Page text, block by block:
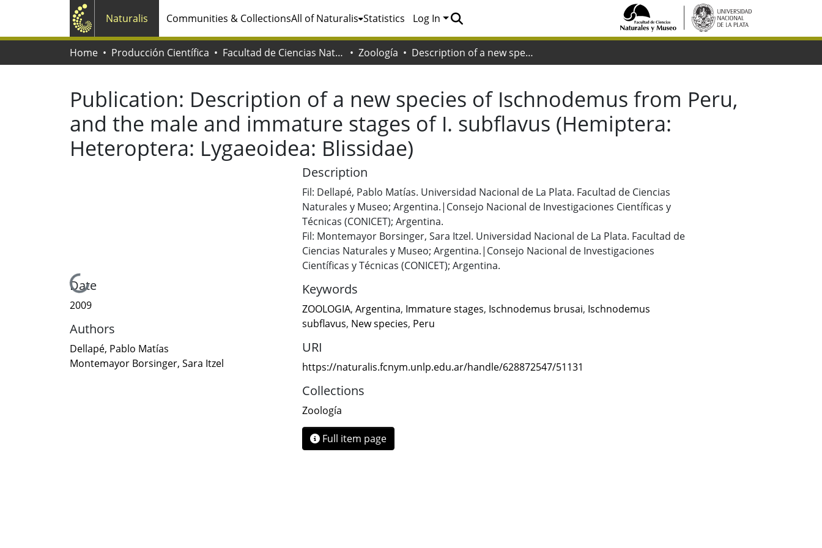
Naturalis Communities & CollectionsAll of Naturalis Statistics Log In
Home Producción Científica Facultad de Ciencias Naturales y Museo Zoología Description of a new species of Ischnodemus from Peru, and the male and immature stages of I. subflavus (Hemiptera: Heteroptera: Lygaeoidea: Blissidae)
Publication: Description of a new species of Ischnodemus from Peru,
and the male and immature stages of I. subflavus (Hemiptera:
Heteroptera: Lygaeoidea: Blissidae)
Loading...
Date
2009
Authors
Dellapé, Pablo Matías
Montemayor Borsinger, Sara Itzel
Description
Fil: Dellapé, Pablo Matías. Universidad Nacional de La Plata. Facultad de Ciencias
Naturales y Museo; Argentina.|Consejo Nacional de Investigaciones Científicas y
Técnicas (CONICET); Argentina.
Fil: Montemayor Borsinger, Sara Itzel. Universidad Nacional de La Plata. Facultad de
Ciencias Naturales y Museo; Argentina.|Consejo Nacional de Investigaciones
Científicas y Técnicas (CONICET); Argentina.
Keywords
ZOOLOGIA, Argentina, Immature stages, Ischnodemus brusai, Ischnodemus
subflavus, New species, Peru
URI
https://naturalis.fcnym.unlp.edu.ar/handle/628872547/51131
Collections
Zoología
Full item page